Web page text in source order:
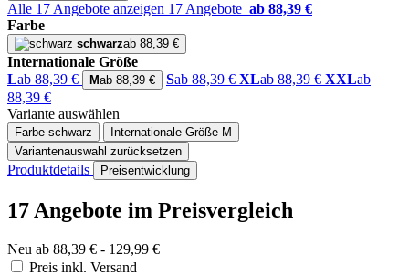
Alle 17 Angebote anzeigen 17 Angebote ab 88,39 €
Farbe
schwarzab 88,39 €
Internationale Größe
Lab 88,39 € Mab 88,39 € Sab 88,39 € XLab 88,39 € XXLab
88,39 €
Variante auswählen
Farbe schwarz Internationale Größe M
Variantenauswahl zurücksetzen
Produktdetails Preisentwicklung
17 Angebote im Preisvergleich
Neu ab 88,39 € - 129,99 €
Preis inkl. Versand